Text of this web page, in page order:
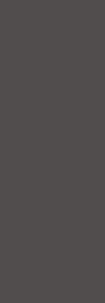
satışı